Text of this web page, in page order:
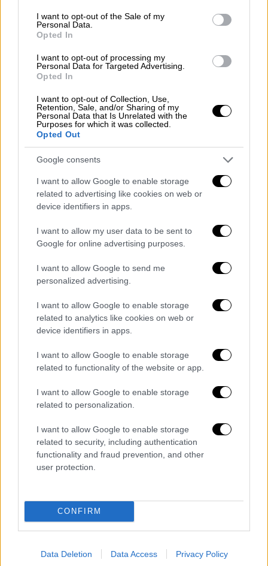
consent section.
I want to opt-out of the Sale of my
Personal Data.
Opted In
I want to opt-out of processing my
Personal Data for Targeted Advertising.
Opted In
I want to opt-out of Collection, Use,
Retention, Sale, and/or Sharing of my
Personal Data that Is Unrelated with the
Purposes for which it was collected.
Opted Out
Google consents
I want to allow Google to enable storage
related to advertising like cookies on web or
device identifiers in apps.
I want to allow my user data to be sent to
Google for online advertising purposes.
I want to allow Google to send me
personalized advertising.
I want to allow Google to enable storage
related to analytics like cookies on web or
device identifiers in apps.
I want to allow Google to enable storage
related to functionality of the website or app.
I want to allow Google to enable storage
related to personalization.
I want to allow Google to enable storage
related to security, including authentication
functionality and fraud prevention, and other
user protection.
CONFIRM
Data Deletion Data Access Privacy Policy
αυτοκαταστροφική είναι ένα θέμα. Όταν
πηγαίνει σε άλλους, είναι τεράστιο
πρόβλημα κι εκεί είσαι απέναντι».
πήρε θέση, μέσα από την εκπομπή «Happy
Day»: «Καταλαβαίνω τη Σάσα Μπάστα και τον
συνεργάτη του πως θέλουν να πουν μία καλή
κουβέντα, αλλά επειδή δεν ξέρουμε τι
γίνεται πίσω από τις κλειστές πόρτες. Το
ότι κάποιος είναι καλός συνεργάτης, δεν
σημαίνει ότι ξέρουμε τι κάνει στο σπίτι του.
αλλά όταν μία καταγγελία έρχεται και
κουμπώνει με μία άλλη, αυτό κάτι δείχνει.
Υπάρχει ας πούμε ένα pattern συμπεριφοράς»
ανέφερε η παρουσιάστρια και πρόσθεσε:
«Εγώ αυτό που θέλω να πω στις άλλες
γυναίκες αλλά και στους άνδρες που
ενδεχομένως να υφίστανται κάτι τέτοιο, μην
μένετε. Αν συμβαίνει και υφίσταστε μία
χρειάζεται δεύτερη ευκαιρία».